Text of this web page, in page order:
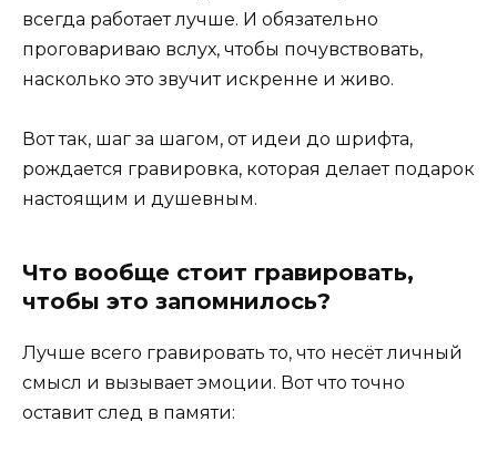
всегда работает лучше. И обязательно
проговариваю вслух, чтобы почувствовать,
насколько это звучит искренне и живо.
Вот так, шаг за шагом, от идеи до шрифта,
рождается гравировка, которая делает подарок
настоящим и душевным.
Что вообще стоит гравировать,
чтобы это запомнилось?
Лучше всего гравировать то, что несёт личный
смысл и вызывает эмоции. Вот что точно
оставит след в памяти: